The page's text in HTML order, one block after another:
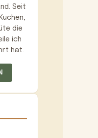
Seit
die
ich
hat.